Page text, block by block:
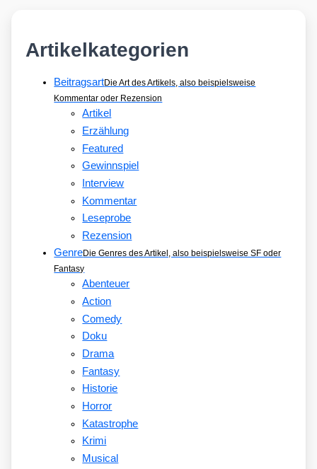
Artikelkategorien
BeitragsartDie Art des Artikels, also beispielsweise
Kommentar oder Rezension
Artikel
Erzählung
Featured
Gewinnspiel
Interview
Kommentar
Leseprobe
Rezension
GenreDie Genres des Artikel, also beispielsweise SF oder
Fantasy
Abenteuer
Action
Comedy
Doku
Drama
Fantasy
Historie
Horror
Katastrophe
Krimi
Musical